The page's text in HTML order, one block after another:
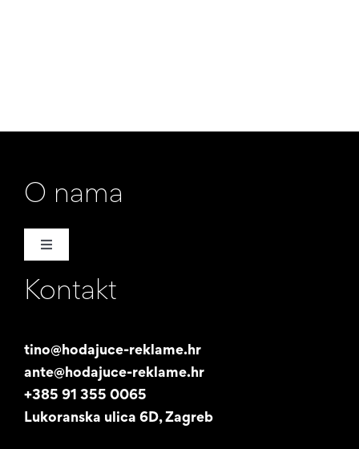
O nama
Toggle
Naša priča
Studentski posao
Kontakt
tino@hodajuce-reklame.hr
ante@hodajuce-reklame.hr
+385 91 355 0065
Lukoranska ulica 6D, Zagreb